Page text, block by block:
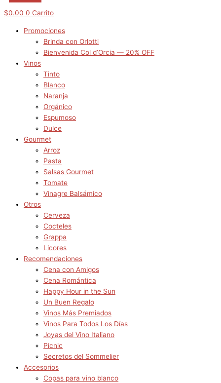
$0.00 0 Carrito
Promociones
Brinda con Orlotti
Bienvenida Col d’Orcia — 20% OFF
Vinos
Tinto
Blanco
Naranja
Orgánico
Espumoso
Dulce
Gourmet
Arroz
Pasta
Salsas Gourmet
Tomate
Vinagre Balsámico
Otros
Cerveza
Cocteles
Grappa
Licores
Recomendaciones
Cena con Amigos
Cena Romántica
Happy Hour in the Sun
Un Buen Regalo
Vinos Más Premiados
Vinos Para Todos Los Días
Joyas del Vino Italiano
Picnic
Secretos del Sommelier
Accesorios
Copas para vino blanco